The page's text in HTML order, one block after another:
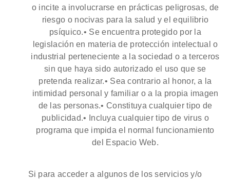
o incite a involucrarse en prácticas peligrosas, de
riesgo o nocivas para la salud y el equilibrio
psíquico.• Se encuentra protegido por la
legislación en materia de protección intelectual o
industrial perteneciente a la sociedad o a terceros
sin que haya sido autorizado el uso que se
pretenda realizar.• Sea contrario al honor, a la
intimidad personal y familiar o a la propia imagen
de las personas.• Constituya cualquier tipo de
publicidad.• Incluya cualquier tipo de virus o
programa que impida el normal funcionamiento
del Espacio Web.
Si para acceder a algunos de los servicios y/o